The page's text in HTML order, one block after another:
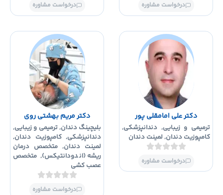
درخواست مشاوره درخواست مشاوره
دکتر علی امامقلی پور
و زیبایی,دندانپزشکی,
دندان,لمینت دندان
درخواست مشاوره
دکتر مریم بهشتی روی
بلیچینگ دندان,ترمیمی و زیبایی,
دندانپزشکی,کامپوزیت دندان,
لمینت دندان,متخصص درمان
ریشه (اندودانتیکس),متخصص
عصب کشی
درخواست مشاوره